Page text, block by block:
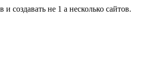
создавать не 1 а несколько сайтов.